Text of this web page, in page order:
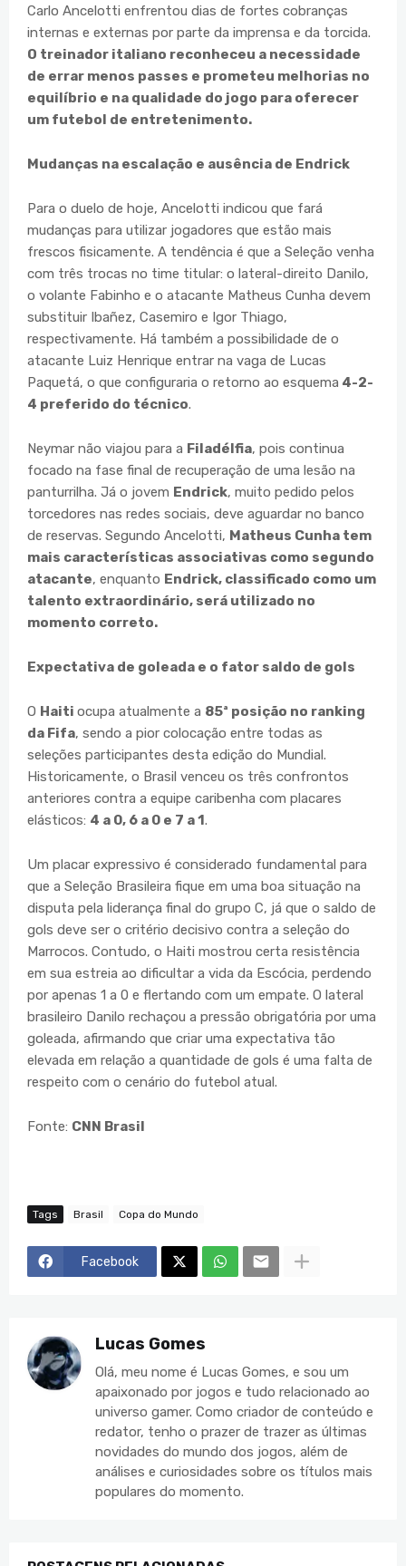
Carlo Ancelotti enfrentou dias de fortes cobranças
internas e externas por parte da imprensa e da torcida.
O treinador italiano reconheceu a necessidade
de errar menos passes e prometeu melhorias no
equilíbrio e na qualidade do jogo para oferecer
um futebol de entretenimento.
Mudanças na escalação e ausência de Endrick
Para o duelo de hoje, Ancelotti indicou que fará
mudanças para utilizar jogadores que estão mais
frescos fisicamente. A tendência é que a Seleção venha
com três trocas no time titular: o lateral-direito Danilo,
o volante Fabinho e o atacante Matheus Cunha devem
substituir Ibañez, Casemiro e Igor Thiago,
respectivamente. Há também a possibilidade de o
atacante Luiz Henrique entrar na vaga de Lucas
Paquetá, o que configuraria o retorno ao esquema 4-2-
4 preferido do técnico.
Neymar não viajou para a Filadélfia, pois continua
focado na fase final de recuperação de uma lesão na
panturrilha. Já o jovem Endrick, muito pedido pelos
torcedores nas redes sociais, deve aguardar no banco
de reservas. Segundo Ancelotti, Matheus Cunha tem
mais características associativas como segundo
atacante, enquanto Endrick, classificado como um
talento extraordinário, será utilizado no
momento correto.
Expectativa de goleada e o fator saldo de gols
O Haiti ocupa atualmente a 85ª posição no ranking
da Fifa, sendo a pior colocação entre todas as
seleções participantes desta edição do Mundial.
Historicamente, o Brasil venceu os três confrontos
anteriores contra a equipe caribenha com placares
elásticos: 4 a 0, 6 a 0 e 7 a 1.
Um placar expressivo é considerado fundamental para
que a Seleção Brasileira fique em uma boa situação na
disputa pela liderança final do grupo C, já que o saldo de
gols deve ser o critério decisivo contra a seleção do
Marrocos. Contudo, o Haiti mostrou certa resistência
em sua estreia ao dificultar a vida da Escócia, perdendo
por apenas 1 a 0 e flertando com um empate. O lateral
brasileiro Danilo rechaçou a pressão obrigatória por uma
goleada, afirmando que criar uma expectativa tão
elevada em relação a quantidade de gols é uma falta de
respeito com o cenário do futebol atual.
Fonte: CNN Brasil
Tags Brasil Copa do Mundo
Facebook
Lucas Gomes
Olá, meu nome é Lucas Gomes, e sou um
apaixonado por jogos e tudo relacionado ao
universo gamer. Como criador de conteúdo e
redator, tenho o prazer de trazer as últimas
novidades do mundo dos jogos, além de
análises e curiosidades sobre os títulos mais
populares do momento.